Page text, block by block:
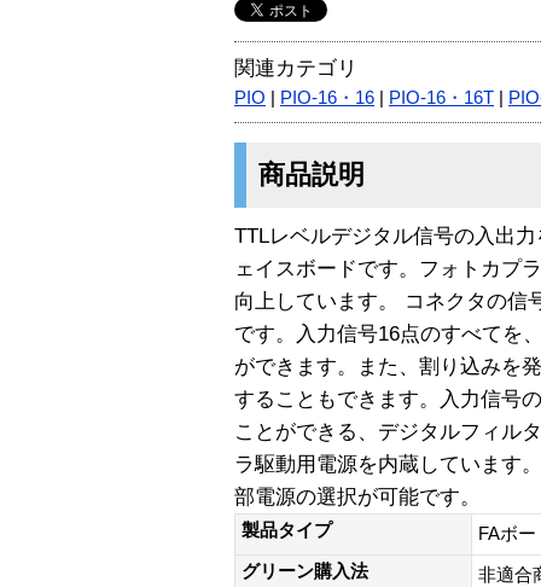
関連カテゴリ
PIO PIO-16・16 PIO-16・16T
商品説明
TTLレベルデジタル信号の入出
ェイスボードです。フォトカプ
向上しています。 コネクタの信
です。入力信号16点のすべてを
ができます。また、割り込みを
することもできます。入力信号
ことができる、デジタルフィル
ラ駆動用電源を内蔵しています
部電源の選択が可能です。
製品タイプ
FAボ
グリーン購入法
非適合